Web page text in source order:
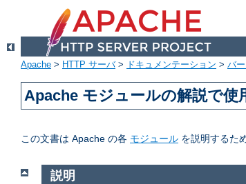
Apache > HTTP サーバ> ドキュメンテーション > バ
Apache モジュールの解説で使
この文書は Apache の各 モジュール を説明するた
説明